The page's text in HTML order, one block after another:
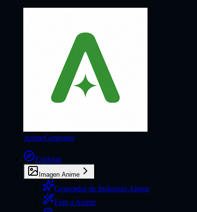
AnimeGenerator
Explorar
Imagen Anime
Generador de Imágenes Anime
Foto a Anime